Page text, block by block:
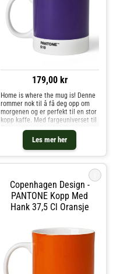
179,00 kr
Les mer her
Home is where the mug is! Denne
rommer nok til å få deg opp om
morgenen og er perfekt til en stor
kopp kaffe. Med fargeuniverset til
personlige farge til
favorittkoppen. Hver kopp er i
fineste benporselen.
Copenhagen Design -
PANTONE Kopp Med
Hank 37,5 Cl Oransje